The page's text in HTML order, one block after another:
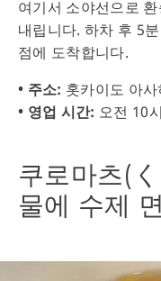
여기서 소야선으로
내립니다. 하차 후 5
점에 도착합니다.
• 주소: 홋카이도 아
• 영업 시간: 오전 10
쿠로마츠(
물에 수제